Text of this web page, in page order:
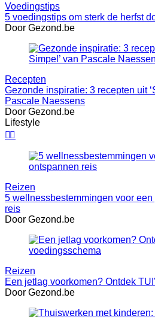
Voedingstips
5 voedingstips om sterk de herfst
Door Gezond.be
Recepten
Gezonde inspiratie: 3 recepten uit
Pascale Naessens
Door Gezond.be
Lifestyle

Reizen
5 wellnessbestemmingen voor
reis
Door Gezond.be
Reizen
Een jetlag voorkomen? Ontdek
Door Gezond.be